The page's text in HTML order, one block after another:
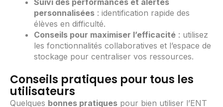
Suivi des performances et alertes
personnalisées : identification rapide des
élèves en difficulté.
Conseils pour maximiser l’efficacité : utilisez
les fonctionnalités collaboratives et l’espace de
stockage pour centraliser vos ressources.
Conseils pratiques pour tous les
utilisateurs
Quelques bonnes pratiques pour bien utiliser l’ENT